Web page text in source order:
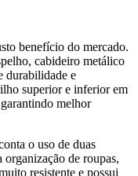
benefício do mercado.
cabideiro metálico
durabilidade e
superior e inferior em
melhor
o uso de duas
de roupas,
resistente e possui